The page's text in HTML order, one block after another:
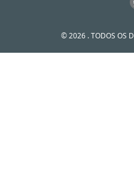
© 2026 . TODOS OS